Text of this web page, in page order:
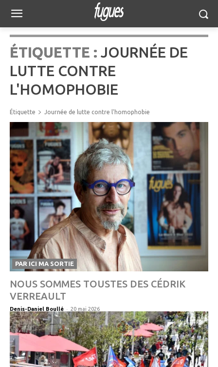
ÉTIQUETTE : JOURNÉE DE
LUTTE CONTRE
L'HOMOPHOBIE
Étiquette Journée de lutte contre l'homophobie
PAR ICI MA SORTIE
NOUS SOMMES TOUSTES DES CÉDRIK
VERREAULT
Denis-Daniel Boullé - 20 mai 2026